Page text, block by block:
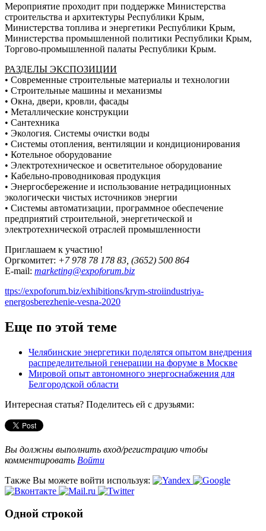
Мероприятие проходит при поддержке Министерства
строительства и архитектуры Республики Крым,
Министерства топлива и энергетики Республики Крым,
Министерства промышленной политики Республики Крым,
Торгово-промышленной палаты Республики Крым.
РАЗДЕЛЫ ЭКСПОЗИЦИИ
• Современные строительные материалы и технологии
• Строительные машины и механизмы
• Окна, двери, кровли, фасады
• Металлические конструкции
• Сантехника
• Экология. Системы очистки воды
• Системы отопления, вентиляции и кондиционирования
• Котельное оборудование
• Электротехническое и осветительное оборудование
• Кабельно-проводниковая продукция
• Энергосбережение и использование нетрадиционных
экологически чистых источников энергии
• Системы автоматизации, программное обеспечение
предприятий строительной, энергетической и
электротехнической отраслей промышленности
Приглашаем к участию!
Оргкомитет: +7 978 78 178 83, (3652) 500 864
E-mail: marketing@expoforum.biz
ttps://expoforum.biz/exhibitions/krym-stroiindustriya-
energosberezhenie-vesna-2020
Еще по этой теме
Челябинские энергетики поделятся опытом внедрения
распределительной генерации на форуме в Москве
Мировой опыт автономного энергоснабжения для
Белгородской области
Интересная статья? Поделитесь ей с друзьями:
Вы должны выполнить вход/регистрацию чтобы
комментировать Войти
Также Вы можете войти используя:
Одной строкой